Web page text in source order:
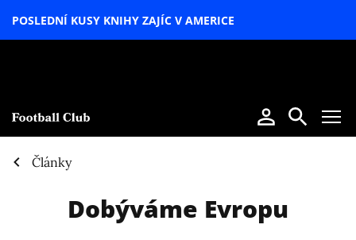
POSLEDNÍ KUSY KNIHY ZAJÍC V AMERICE
Články
Dobýváme Evropu